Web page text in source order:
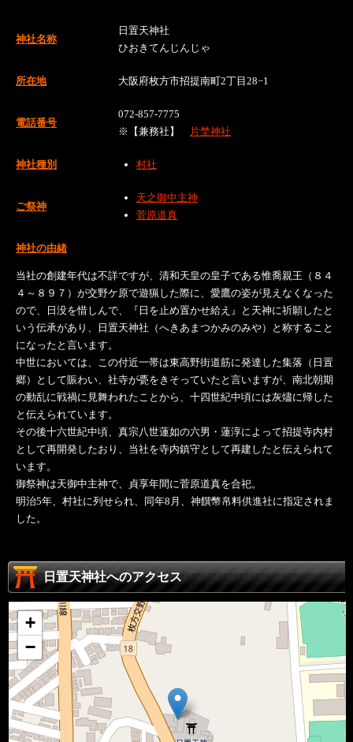
神社名称
日置天神社
ひおきてんじんじゃ
所在地 大阪府枚方市招提南町2丁目28−1
電話番号
072-857-7775
※【兼務社】
片埜神社
神社種別 村社
ご祭神
天之御中主神
菅原道真
神社の由緒
当社の創建年代は不詳ですが、清和天皇の皇子である惟喬親王（８４
４～８９７）が交野ケ原で遊猟した際に、愛鷹の姿が見えなくなった
ので、日没を惜しんで、『日を止め置かせ給え』と天神に祈願したと
いう伝承があり、日置天神社（へきあまつかみのみや）と称すること
になったと言います。
中世においては、この付近一帯は東高野街道筋に発達した集落（日置
郷）として賑わい、社寺が甍をきそっていたと言いますが、南北朝期
の動乱に戦禍に見舞われたことから、十四世紀中頃には灰燼に帰した
と伝えられています。
その後十六世紀中頃、真宗八世蓮如の六男・蓮淳によって招提寺内村
として再開発したおり、当社を寺内鎮守として再建したと伝えられて
います。
御祭神は天御中主神で、貞享年間に菅原道真を合祀。
明治5年、村社に列せられ、同年8月、神饌幣帛料供進社に指定されま
した。
日置天神社へのアクセス
+
−